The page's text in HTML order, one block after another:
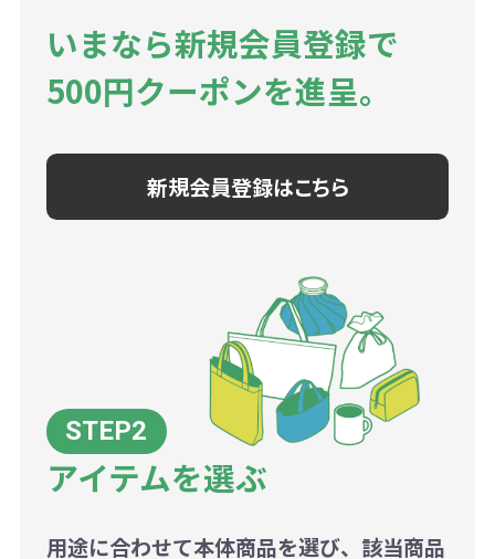
いまなら新規会員登録で
500円クーポンを進呈。
新規会員登録はこちら
アイテムを選ぶ
用途に合わせて本体商品を選び、該当商品